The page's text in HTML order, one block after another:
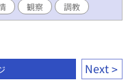
観察 調教
Next